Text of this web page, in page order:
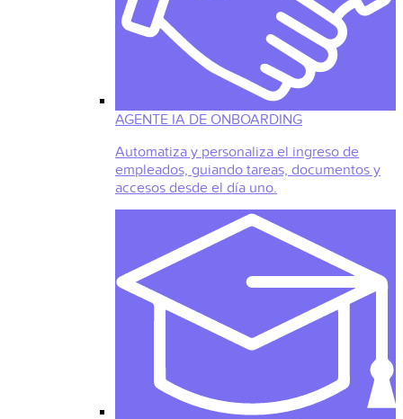
AGENTE IA DE ONBOARDING
Automatiza y personaliza el ingreso de
empleados, guiando tareas, documentos y
accesos desde el día uno.